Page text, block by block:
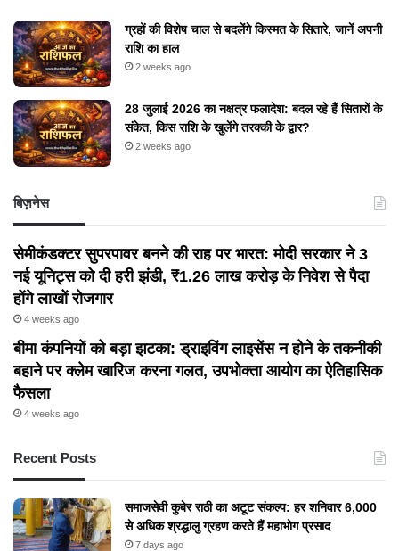
ग्रहों की विशेष चाल से बदलेंगे किस्मत के सितारे, जानें अपनी
राशि का हाल
2 weeks ago
28 जुलाई 2026 का नक्षत्र फलादेश: बदल रहे हैं सितारों के
संकेत, किस राशि के खुलेंगे तरक्की के द्वार?
2 weeks ago
बिज़नेस
सेमीकंडक्टर सुपरपावर बनने की राह पर भारत: मोदी सरकार ने 3
नई यूनिट्स को दी हरी झंडी, ₹1.26 लाख करोड़ के निवेश से पैदा
होंगे लाखों रोजगार
4 weeks ago
बीमा कंपनियों को बड़ा झटका: ड्राइविंग लाइसेंस न होने के तकनीकी
बहाने पर क्लेम खारिज करना गलत, उपभोक्ता आयोग का ऐतिहासिक
फैसला
4 weeks ago
Recent Posts
समाजसेवी कुबेर राठी का अटूट संकल्प: हर शनिवार 6,000
से अधिक श्रद्धालु ग्रहण करते हैं महाभोग प्रसाद
7 days ago